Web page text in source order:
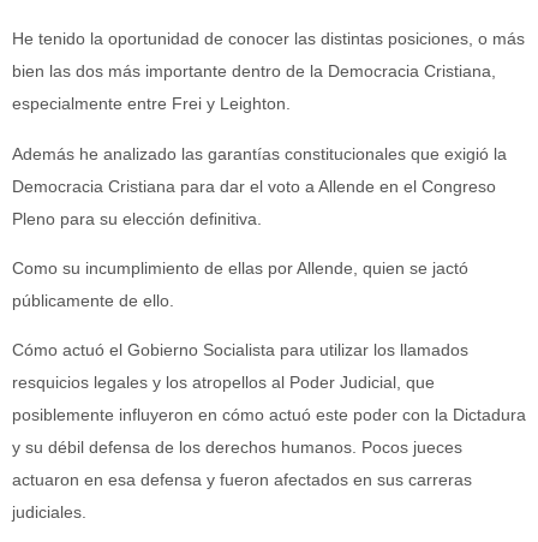
He tenido la oportunidad de conocer las distintas posiciones, o más
bien las dos más importante dentro de la Democracia Cristiana,
especialmente entre Frei y Leighton.
Además he analizado las garantías constitucionales que exigió la
Democracia Cristiana para dar el voto a Allende en el Congreso
Pleno para su elección definitiva.
Como su incumplimiento de ellas por Allende, quien se jactó
públicamente de ello.
Cómo actuó el Gobierno Socialista para utilizar los llamados
resquicios legales y los atropellos al Poder Judicial, que
posiblemente influyeron en cómo actuó este poder con la Dictadura
y su débil defensa de los derechos humanos. Pocos jueces
actuaron en esa defensa y fueron afectados en sus carreras
judiciales.